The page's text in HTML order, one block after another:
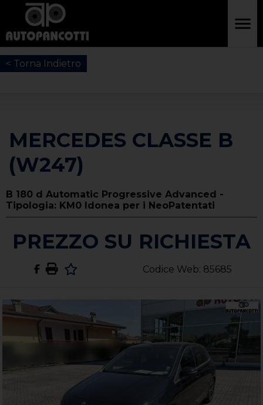
< Torna Indietro
Codice Web: 85685
MERCEDES CLASSE B
(W247)
B 180 d Automatic Progressive Advanced -
Tipologia: KM0 Idonea per i NeoPatentati
PREZZO SU RICHIESTA